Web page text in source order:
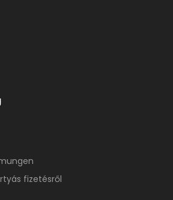
fizetésről